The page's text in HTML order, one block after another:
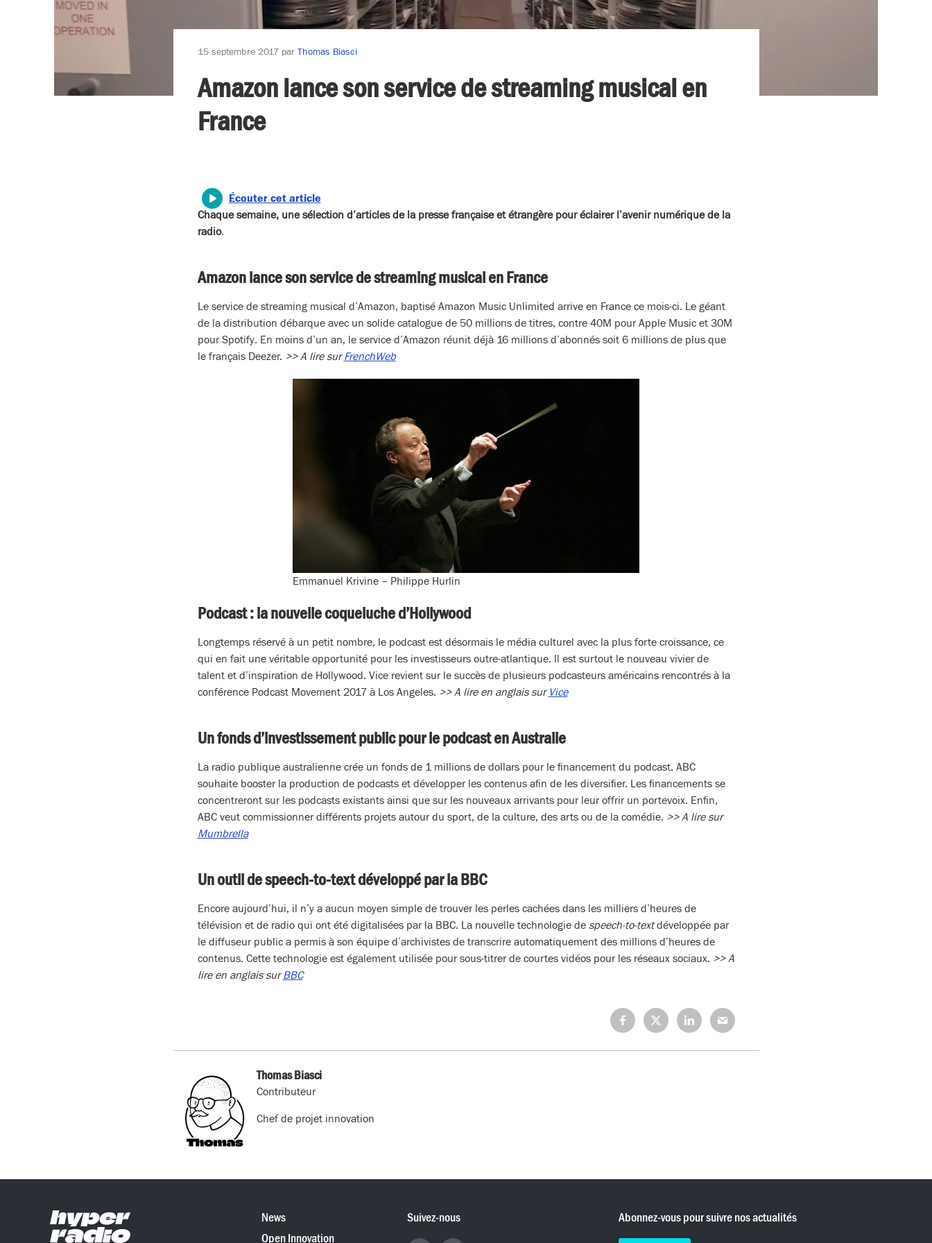
15 septembre 2017par Thomas Biasci
Amazon lance son service de streaming musical en
France
Écouter cet article
Chaque semaine, une sélection d’articles de la presse française et étrangère pour éclairer l’avenir numérique de la
radio.
Amazon lance son service de streaming musical en France
Le service de streaming musical d’Amazon, baptisé Amazon Music Unlimited arrive en France ce mois-ci. Le géant
de la distribution débarque avec un solide catalogue de 50 millions de titres, contre 40M pour Apple Music et 30M
pour Spotify. En moins d’un an, le service d’Amazon réunit déjà 16 millions d’abonnés soit 6 millions de plus que
le français Deezer. >> A lire surFrenchWeb
Emmanuel Krivine – Philippe Hurlin
Podcast : la nouvelle coqueluche d’Hollywood
Longtemps réservé à un petit nombre, le podcast est désormais le média culturel avec la plus forte croissance, ce
qui en fait une véritable opportunité pour les investisseurs outre-atlantique. Il est surtout le nouveau vivier de
talent et d’inspiration de Hollywood. Vice revient sur le succès de plusieurs podcasteurs américains rencontrés à la
conférence Podcast Movement 2017 à Los Angeles. >> A lire en anglais sur Vice
Un fonds d’investissement public pour le podcast en Australie
La radio publique australienne crée un fonds de 1 millions de dollars pour le financement du podcast. ABC
souhaite booster la production de podcasts et développer les contenus afin de les diversifier. Les financements se
concentreront sur les podcasts existants ainsi que sur les nouveaux arrivants pour leur offrir un portevoix. Enfin,
ABC veut commissionner différents projets autour du sport, de la culture, des arts ou de la comédie. >> A lire sur
Mumbrella
Un outil de speech-to-text développé par la BBC
Encore aujourd’hui, il n’y a aucun moyen simple de trouver les perles cachées dans les milliers d’heures de
télévision et de radio qui ont été digitalisées par la BBC. La nouvelle technologie de speech-to-textdéveloppée par
le diffuseur public a permis à son équipe d’archivistes de transcrire automatiquement des millions d’heures de
contenus. Cette technologie est également utilisée pour sous-titrer de courtes vidéos pour les réseaux sociaux. >> A
lire en anglais surBBC
Partagez
sur
Facebook
Partagez
sur
X
Partagez
sur
LinkedIn
Partagez
sur
Mail
Thomas Biasci
Contributeur
Chef de projet innovation
News
Open Innovation
Suivez-nous Abonnez-vous pour suivre nos actualités